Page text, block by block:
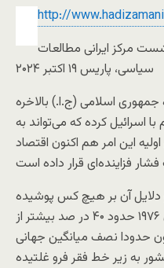
http://
مرکز ایرانی مطالعات
سیاسی، پاریس ۱۹ اکتبر ۲۰۲۴
اسلامی (ج.ا.) بالاخره
اسرائیل کرده که می‌تواند به
این امر هم اکنون اقتصاد
دلایل آن بر هیچ کس پوشیده
نیست. درآمد سرانه ایران که در سال ۱۹۷۶ حدود ۴۰ در صد بیشتر از
حدودا نصف میانگین جهانی
کشور به زیر خط فقر فرو غلتیده